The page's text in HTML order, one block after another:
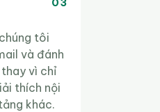
03
tôi
và đánh
vì chỉ
thích nội
khác.